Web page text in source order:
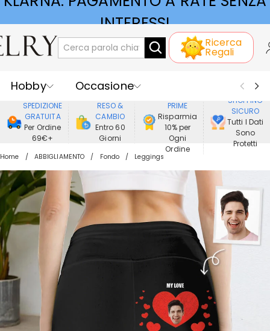
KLARNA: PAGAMENTO A RATE SENZA
INTERESSI
Ricerca
Regali
Hobby
Occasione
Ricevente
Best Seller
Nuovi
Gioielli
Casa&Vita
Abbigliamento
SPEDIZIONE
GRATUITA
Per Ordine
69€+
RESO &
CAMBIO
Entro 60
Giorni
PRIME
Risparmia
10% per
Ogni
Ordine
SHOPPING
SICURO
Tutti I Dati
Sono
Protetti
Home ABBIGLIAMENTO Fondo Leggings